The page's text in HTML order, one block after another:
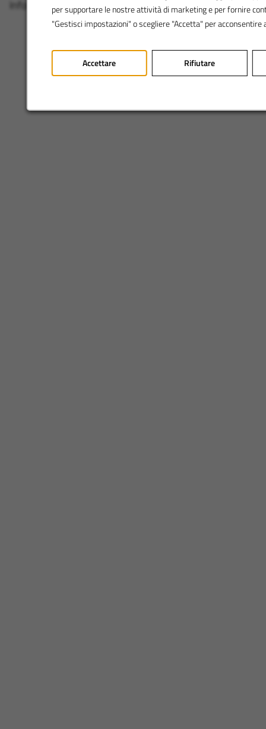
per supportare le nostre attività di marketing e per fornire
"Gestisci impostazioni" o scegliere "Accetta" per acconsentire
Accettare Rifiutare
Informativa sulla privacy|Gestione dei cookie